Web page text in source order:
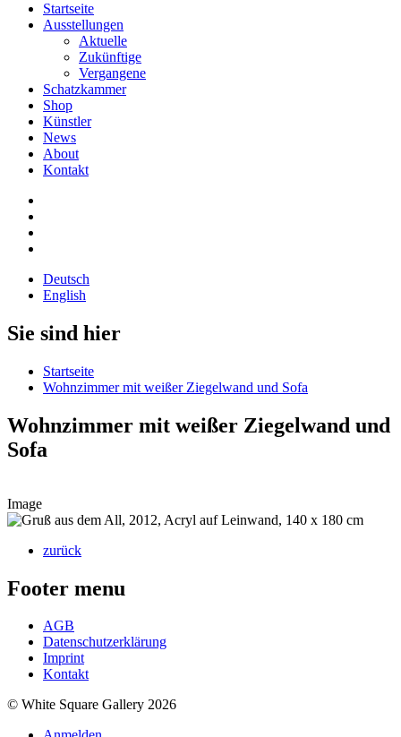
Startseite
Ausstellungen
Aktuelle
Zukünftige
Vergangene
Schatzkammer
Shop
Künstler
News
About
Kontakt
Deutsch
English
Sie sind hier
Startseite
Wohnzimmer mit weißer Ziegelwand und Sofa
Wohnzimmer mit weißer Ziegelwand und
Sofa
Image
zurück
Footer menu
AGB
Datenschutzerklärung
Imprint
Kontakt
© White Square Gallery 2026